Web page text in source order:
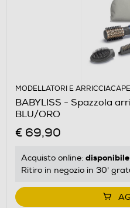
MODELLATORI E
BABYLISS - Spazzola
BLU/ORO
€ 69,90
Acquisto online: disponibile
Ritiro in negozio in 30'